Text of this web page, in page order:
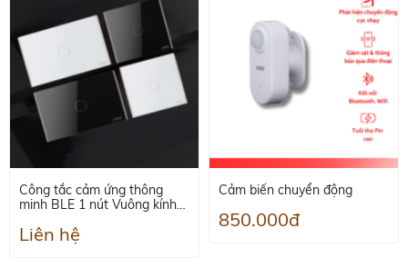
Công tắc cảm ứng thông
minh BLE 1 nút Vuông kính
Liên hệ
Cảm biến chuyển động
850.000đ